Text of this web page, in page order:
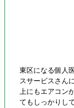
東区になる個人
スサービスさん
上にもエアコン
てもしっかりし